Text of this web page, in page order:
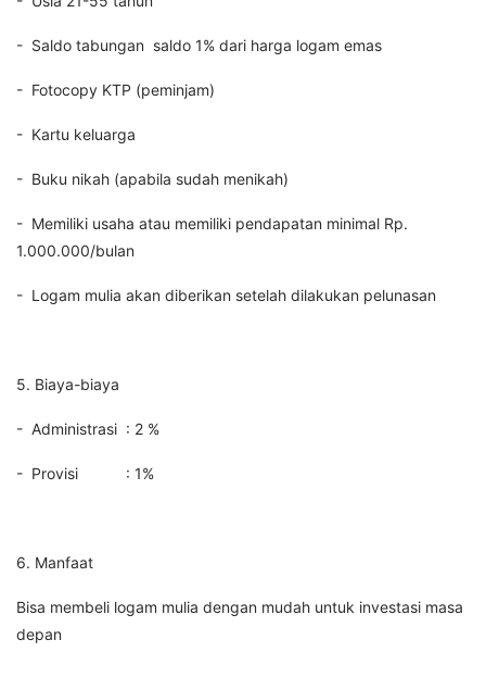
- Saldo tabungan saldo 1% dari harga logam emas
- Fotocopy KTP (peminjam)
- Kartu keluarga
- Buku nikah (apabila sudah menikah)
- Memiliki usaha atau memiliki pendapatan minimal Rp.
1.000.000/bulan
- Logam mulia akan diberikan setelah dilakukan pelunasan
5. Biaya-biaya
- Administrasi : 2 %
- Provisi : 1%
6. Manfaat
Bisa membeli logam mulia dengan mudah untuk investasi masa
depan